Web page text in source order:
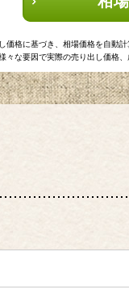
価格に基づき、相場価格を自動計
々な要因で実際の売り出し価格